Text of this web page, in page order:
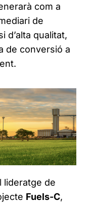
com a
de
d’alta qualitat,
de conversió a
lideratge de
Fuels-C,